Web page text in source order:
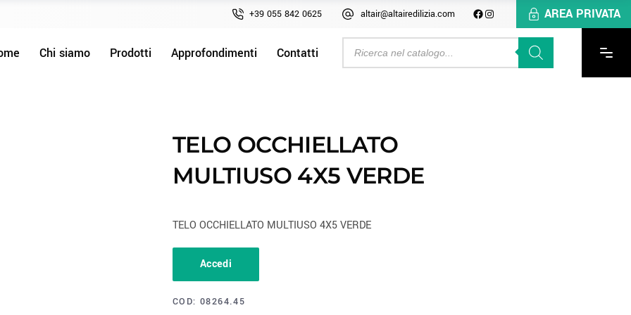
+39 055 842 0625 altair@altairedilizia.com AREA PRIVATA
Chi siamo Prodotti Approfondimenti Contatti
TELO OCCHIELLATO
MULTIUSO 4X5 VERDE
TELO OCCHIELLATO MULTIUSO 4X5 VERDE
Accedi
COD: 08264.45